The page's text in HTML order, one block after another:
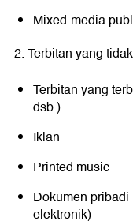
Mixed-media
2. Terbitan yang
Terbitan yang
dsb.)
Iklan
Printed music
Dokumen
elektronik)